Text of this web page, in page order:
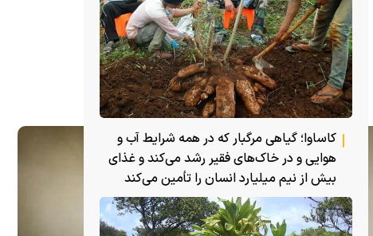
کاساوا؛ گیاهی مرگبار که در همه شرایط آب و
هوایی و در خاک‌های فقیر رشد می‌کند و غذای
بیش از نیم میلیارد انسان را تأمین می‌کند